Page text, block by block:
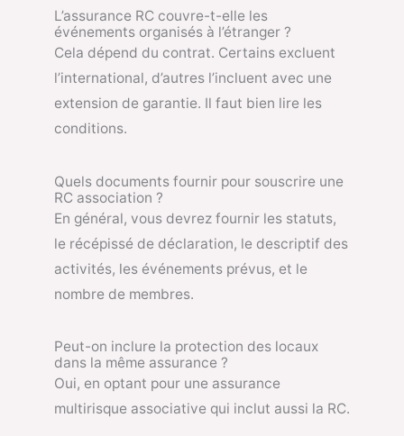
L’assurance RC couvre-t-elle les
événements organisés à l’étranger ?
Cela dépend du contrat. Certains excluent
l’international, d’autres l’incluent avec une
extension de garantie. Il faut bien lire les
conditions.
Quels documents fournir pour souscrire une
RC association ?
En général, vous devrez fournir les statuts,
le récépissé de déclaration, le descriptif des
activités, les événements prévus, et le
nombre de membres.
Peut-on inclure la protection des locaux
dans la même assurance ?
Oui, en optant pour une assurance
multirisque associative qui inclut aussi la RC.